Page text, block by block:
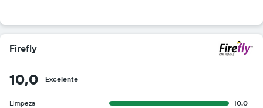
Firefly
10,0 Excelente
Limpeza 10.0